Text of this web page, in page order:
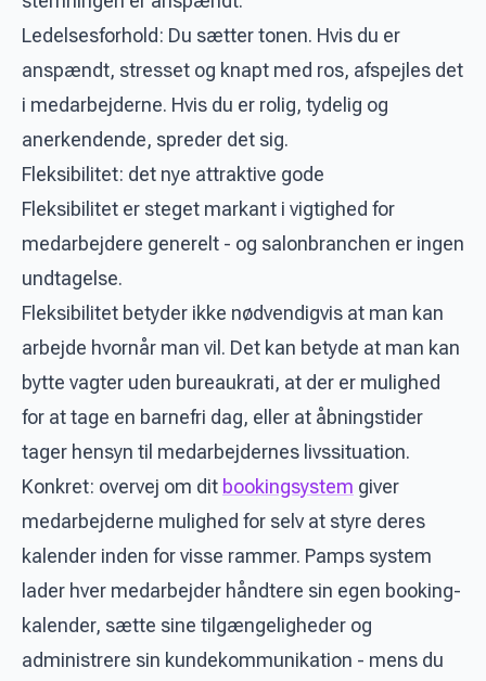
Ledelsesforhold: Du sætter tonen. Hvis du er
anspændt, stresset og knapt med ros, afspejles det
i medarbejderne. Hvis du er rolig, tydelig og
anerkendende, spreder det sig.
Fleksibilitet: det nye attraktive gode
Fleksibilitet er steget markant i vigtighed for
medarbejdere generelt - og salonbranchen er ingen
undtagelse.
Fleksibilitet betyder ikke nødvendigvis at man kan
arbejde hvornår man vil. Det kan betyde at man kan
bytte vagter uden bureaukrati, at der er mulighed
for at tage en barnefri dag, eller at åbningstider
tager hensyn til medarbejdernes livssituation.
Konkret: overvej om dit bookingsystem giver
medarbejderne mulighed for selv at styre deres
kalender inden for visse rammer. Pamps system
lader hver medarbejder håndtere sin egen booking-
kalender, sætte sine tilgængeligheder og
administrere sin kundekommunikation - mens du